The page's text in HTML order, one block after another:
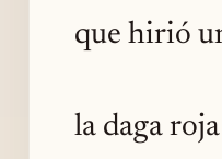
que hirió
la daga